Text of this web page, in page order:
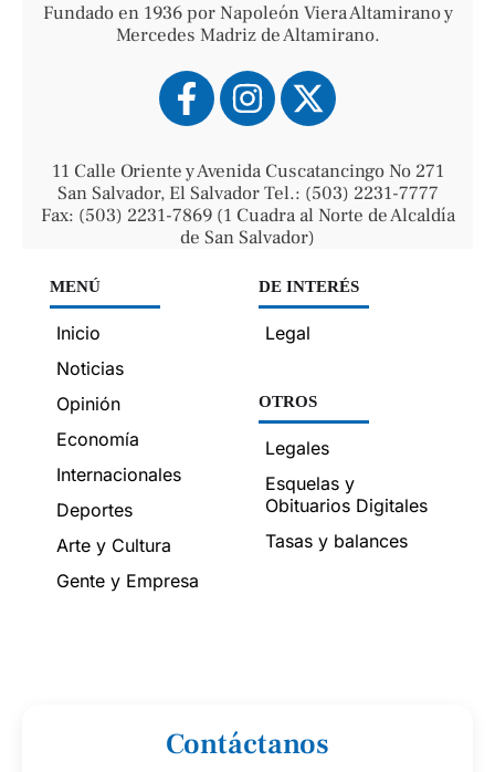
Fundado en 1936 por Napoleón Viera Altamirano y
Mercedes Madriz de Altamirano.
11 Calle Oriente y Avenida Cuscatancingo No 271
San Salvador, El Salvador Tel.: (503) 2231-7777
Fax: (503) 2231-7869 (1 Cuadra al Norte de Alcaldía
de San Salvador)
MENÚ
Inicio
Noticias
Opinión
Economía
Internacionales
Deportes
Arte y Cultura
Gente y Empresa
DE INTERÉS
Legal
OTROS
Legales
Esquelas y
Obituarios Digitales
Tasas y balances
Contáctanos